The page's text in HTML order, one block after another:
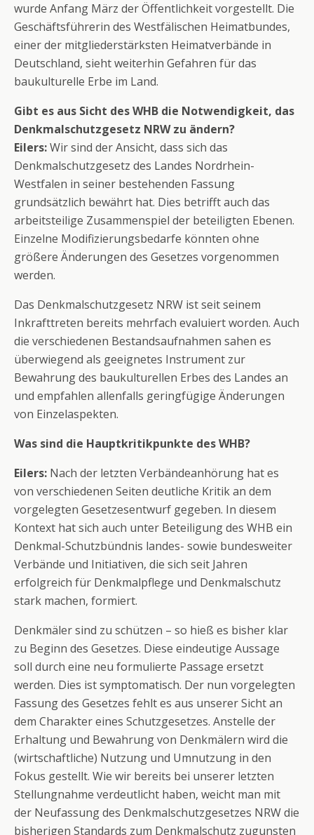
wurde Anfang März der Öffentlichkeit vorgestellt. Die
Geschäftsführerin des Westfälischen Heimatbundes,
einer der mitgliederstärksten Heimatverbände in
Deutschland, sieht weiterhin Gefahren für das
baukulturelle Erbe im Land.
Gibt es aus Sicht des WHB die Notwendigkeit, das
Denkmalschutzgesetz NRW zu ändern?
Eilers:Wir sind der Ansicht, dass sich das
Denkmalschutzgesetz des Landes Nordrhein-
Westfalen in seiner bestehenden Fassung
grundsätzlich bewährt hat. Dies betrifft auch das
arbeitsteilige Zusammenspiel der beteiligten Ebenen.
Einzelne Modifizierungsbedarfe könnten ohne
größere Änderungen des Gesetzes vorgenommen
werden.
Das Denkmalschutzgesetz NRW ist seit seinem
Inkrafttreten bereits mehrfach evaluiert worden. Auch
die verschiedenen Bestandsaufnahmen sahen es
überwiegend als geeignetes Instrument zur
Bewahrung des baukulturellen Erbes des Landes an
und empfahlen allenfalls geringfügige Änderungen
von Einzelaspekten.
Was sind die Hauptkritikpunkte des WHB?
Eilers: Nach der letzten Verbändeanhörung hat es
von verschiedenen Seiten deutliche Kritik an dem
vorgelegten Gesetzesentwurf gegeben. In diesem
Kontext hat sich auch unter Beteiligung des WHB ein
Denkmal-Schutzbündnis landes- sowie bundesweiter
Verbände und Initiativen, die sich seit Jahren
erfolgreich für Denkmalpflege und Denkmalschutz
stark machen, formiert.
Denkmäler sind zu schützen – so hieß es bisher klar
zu Beginn des Gesetzes. Diese eindeutige Aussage
soll durch eine neu formulierte Passage ersetzt
werden. Dies ist symptomatisch. Der nun vorgelegten
Fassung des Gesetzes fehlt es aus unserer Sicht an
dem Charakter eines Schutzgesetzes. Anstelle der
Erhaltung und Bewahrung von Denkmälern wird die
(wirtschaftliche) Nutzung und Umnutzung in den
Fokus gestellt. Wie wir bereits bei unserer letzten
Stellungnahme verdeutlicht haben, weicht man mit
der Neufassung des Denkmalschutzgesetzes NRW die
bisherigen Standards zum Denkmalschutz zugunsten